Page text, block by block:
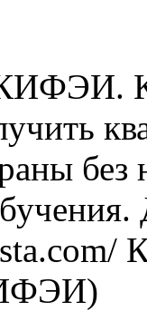
КИФЭИ.
без